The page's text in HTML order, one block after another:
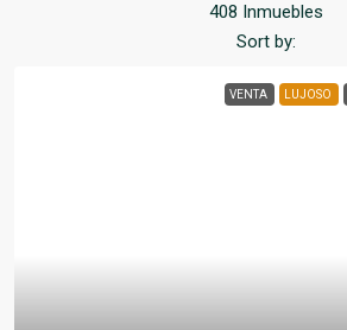
408 Inmuebles
Sort by:
VENTA LUJOSO